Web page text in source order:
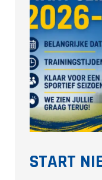
START